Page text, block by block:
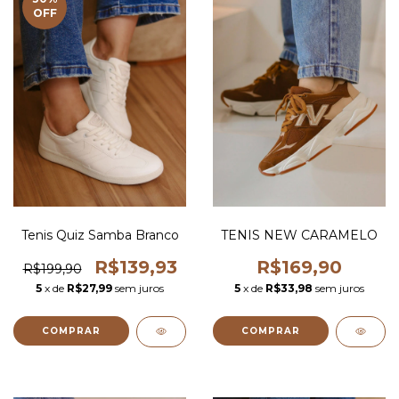
OFF
Tenis Quiz Samba Branco
R$199,90 R$139,93
5 x de R$27,99 sem juros
COMPRAR
TENIS NEW CARAMELO
R$169,90
5 x de R$33,98 sem juros
COMPRAR